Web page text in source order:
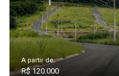
A partir de:
R$ 120.000